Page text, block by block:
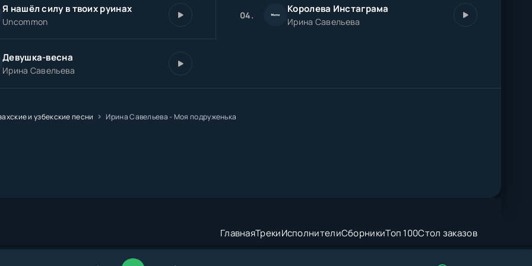
Я нашёл силу в твоих руинах
Uncommon
04. Королева Инстаграма
Ирина Савельева
Девушка-весна
Ирина Савельева
и узбекские песни Ирина Савельева - Моя подруженька
ГлавнаяТрекиИсполнителиСборникиТоп 100Стол заказов